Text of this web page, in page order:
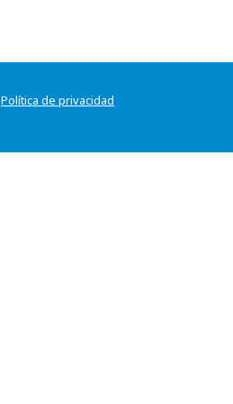
Política de privacidad